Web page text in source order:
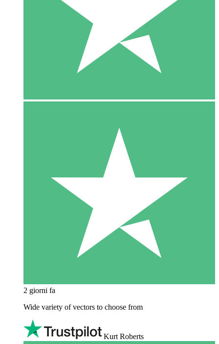
2 giorni fa
Wide variety of vectors to choose from
Kurt Roberts